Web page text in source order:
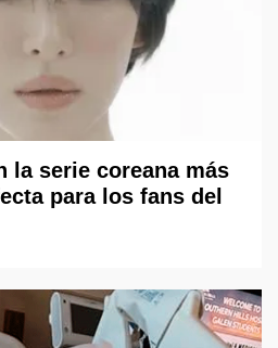
la serie coreana más
para los fans del